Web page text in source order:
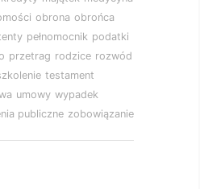
obrona obrońca
pełnomocnik podatki
przetrag rodzice rozwód
testament
umowy wypadek
publiczne zobowiązanie